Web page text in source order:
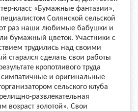
класс «Бумажные фантазии»,
Солянской сельской
раз наши любимые бабушки и
бумажный цветок. Участники с
трудились над своими
старался сделать свои работы
кропотливого труда
симпатичные и оригинальные
сельского клуба
развлекательная
возраст золотой». Свои